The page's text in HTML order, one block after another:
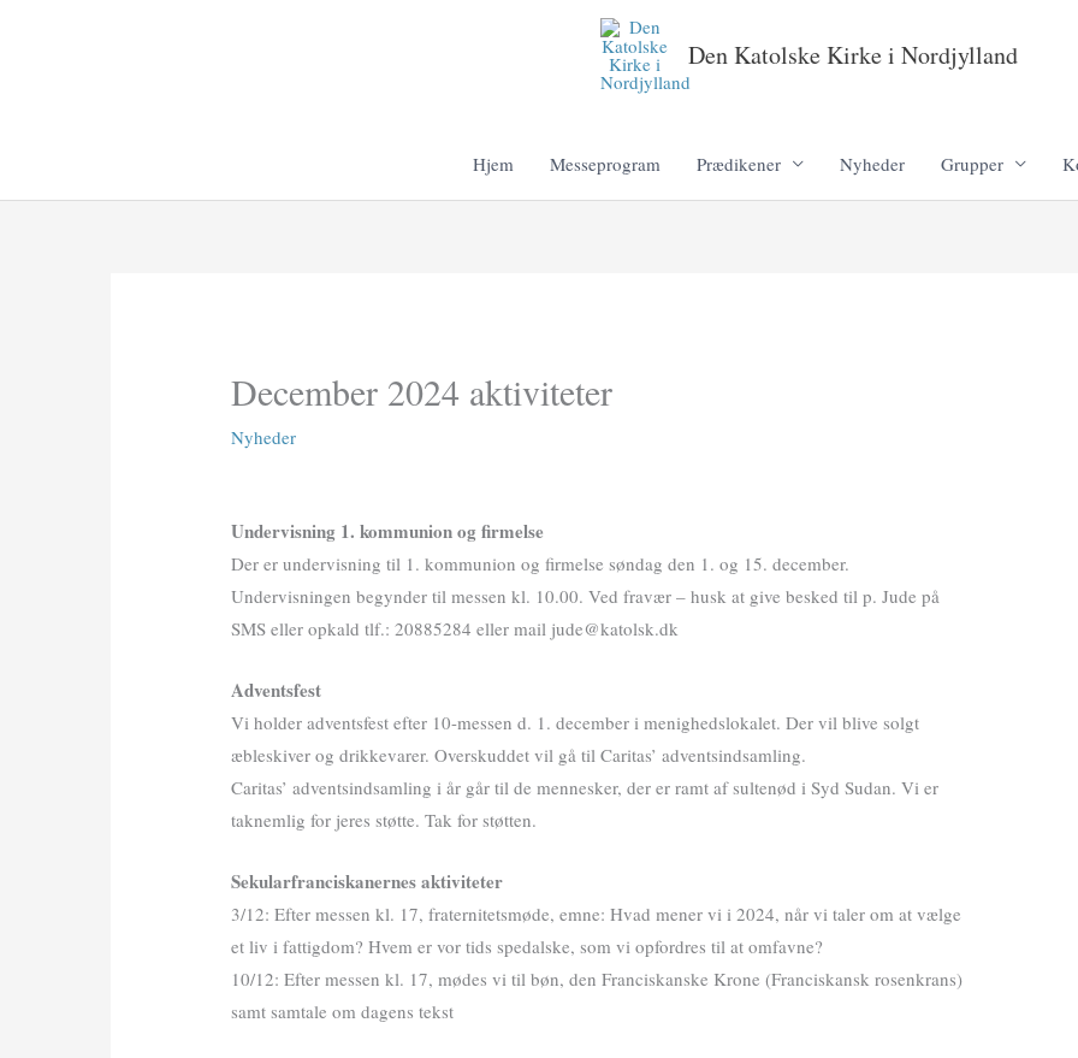
Den Katolske Kirke i Nordjylland
Hjem Messeprogram Prædikener Nyheder Grupper
December 2024 aktiviteter
Nyheder
Undervisning 1. kommunion og firmelse
Der er undervisning til 1. kommunion og firmelse søndag den 1. og 15. december.
Undervisningen begynder til messen kl. 10.00. Ved fravær – husk at give besked til p. Jude på
SMS eller opkald tlf.: 20885284 eller mail jude@katolsk.dk
Adventsfest
Vi holder adventsfest efter 10-messen d. 1. december i menighedslokalet. Der vil blive solgt
æbleskiver og drikkevarer. Overskuddet vil gå til Caritas’ adventsindsamling.
Caritas’ adventsindsamling i år går til de mennesker, der er ramt af sultenød i Syd Sudan. Vi er
taknemlig for jeres støtte. Tak for støtten.
Sekularfranciskanernes aktiviteter
3/12: Efter messen kl. 17, fraternitetsmøde, emne: Hvad mener vi i 2024, når vi taler om at vælge
et liv i fattigdom? Hvem er vor tids spedalske, som vi opfordres til at omfavne?
10/12: Efter messen kl. 17, mødes vi til bøn, den Franciskanske Krone (Franciskansk rosenkrans)
samt samtale om dagens tekst